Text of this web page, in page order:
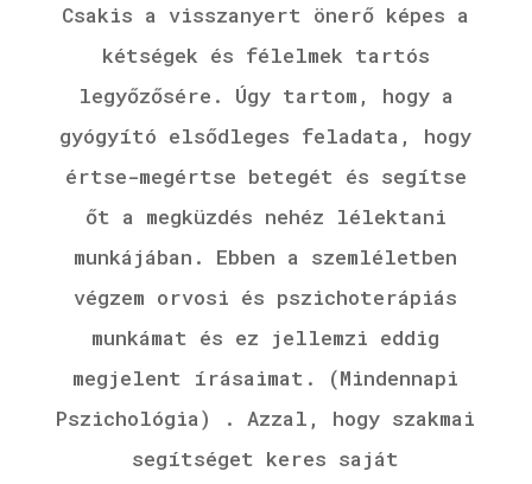
Csakis a visszanyert önerő képes a
kétségek és félelmek tartós
legyőzősére. Úgy tartom, hogy a
gyógyító elsődleges feladata, hogy
értse-megértse betegét és segítse
őt a megküzdés nehéz lélektani
munkájában. Ebben a szemléletben
végzem orvosi és pszichoterápiás
munkámat és ez jellemzi eddig
megjelent írásaimat. (Mindennapi
Pszichológia) . Azzal, hogy szakmai
segítséget keres saját